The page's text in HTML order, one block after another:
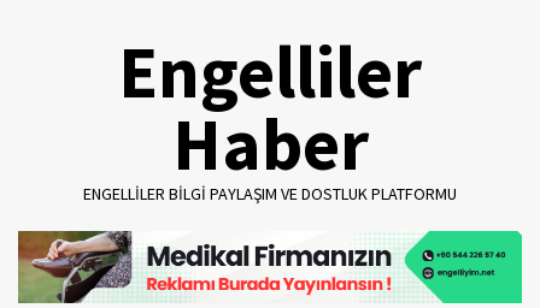
Engelliler
Haber
ENGELLILER BILGI PAYLAŞIM VE DOSTLUK PLATFORMU